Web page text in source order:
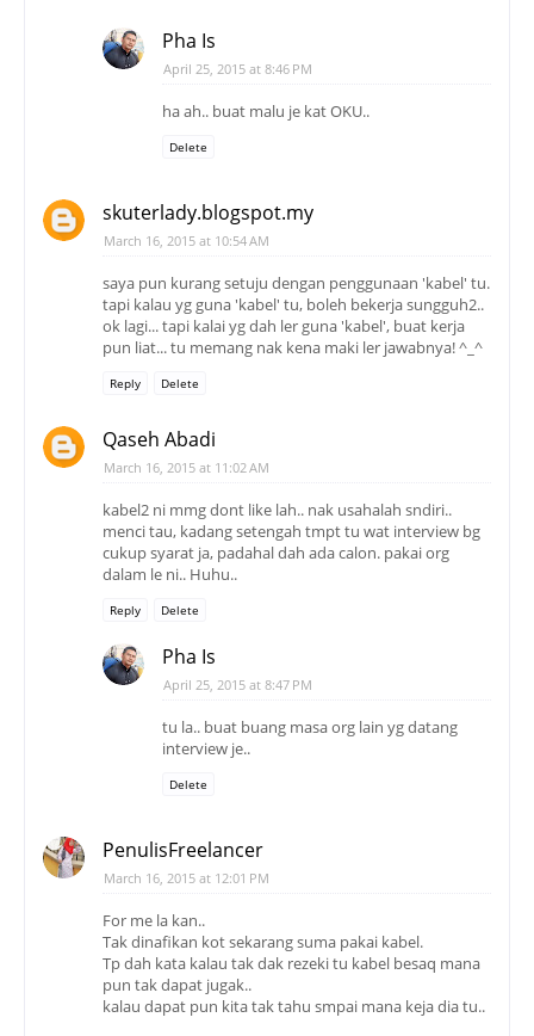
Pha Is
April 25, 2015 at 8:46 PM
ha ah.. buat malu je kat OKU..
Delete
skuterlady.blogspot.my
March 16, 2015 at 10:54 AM
saya pun kurang setuju dengan penggunaan 'kabel' tu.
tapi kalau yg guna 'kabel' tu, boleh bekerja sungguh2..
ok lagi... tapi kalai yg dah ler guna 'kabel', buat kerja
pun liat... tu memang nak kena maki ler jawabnya! ^_^
Reply Delete
Qaseh Abadi
March 16, 2015 at 11:02 AM
kabel2 ni mmg dont like lah.. nak usahalah sndiri..
menci tau, kadang setengah tmpt tu wat interview bg
cukup syarat ja, padahal dah ada calon. pakai org
dalam le ni.. Huhu..
Reply Delete
Pha Is
April 25, 2015 at 8:47 PM
tu la.. buat buang masa org lain yg datang
interview je..
Delete
PenulisFreelancer
March 16, 2015 at 12:01 PM
For me la kan..
Tak dinafikan kot sekarang suma pakai kabel.
Tp dah kata kalau tak dak rezeki tu kabel besaq mana
pun tak dapat jugak..
kalau dapat pun kita tak tahu smpai mana keja dia tu..